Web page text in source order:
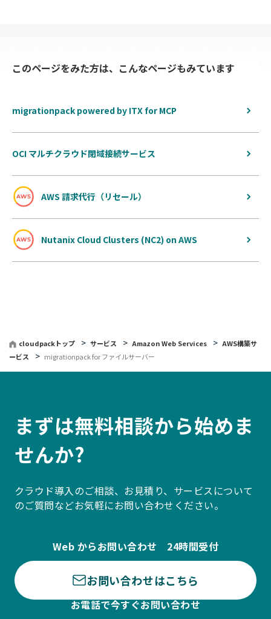
このページをみた方は、こんなページもみています
migrationpack powered by ITX for MCP
OCI マルチクラウド閉域接続サービス
AWS 請求代行（リセール）
Nutanix Cloud Clusters (NC2) on AWS
cloudpackトップ サービス Amazon Web Services
AWS構築サ
ービス
migrationpack for ファイルサーバー
まずは無料相談から始めま
せんか?
クラウド導入のご相談、お見積り、サービスについて
のご質問などお気軽にお問い合わせください。
Web からお問い合わせ 24時間受付
お問い合わせはこちら
お電話で今すぐお問い合わせ